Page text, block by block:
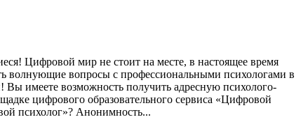
Цифровой мир не стоит на месте, в настоящее время
волнующие вопросы с профессиональными психологами в
Вы имеете возможность получить адресную психолого-
цифрового образовательного сервиса «Цифровой
психолог»? Анонимность...